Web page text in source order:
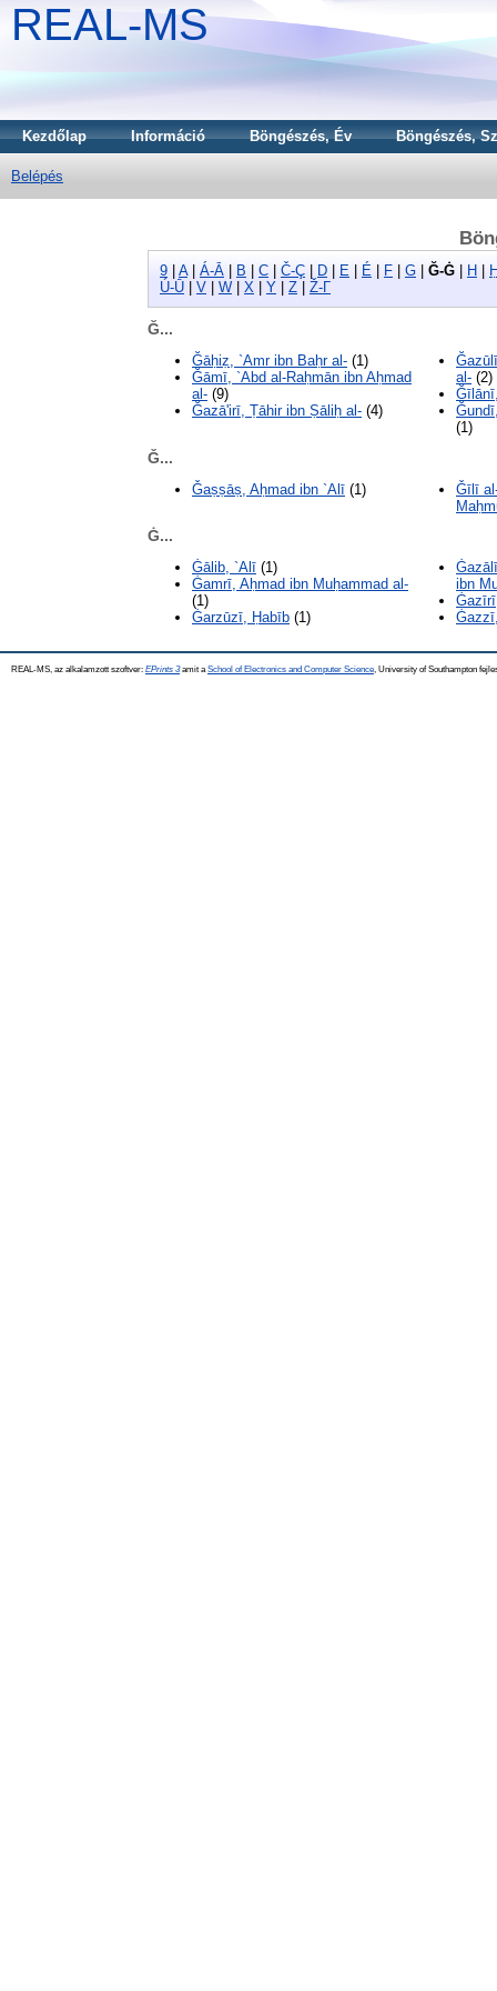
REAL-MS
Kezdőlap Információ Böngészés, Év Böngészés,
Belépés
9 A| Á-Ā B C Č-Ç D E É F G Ğ-Ġ H
Ú-Ū
V W X Y Z Ž-Γ
Ğ...
Ğāḥiẓ, `Amr ibn Baḥr al- (1)
Ğāmī, `Abd al-Raḥmān ibn Aḥmad
al- (9)
Ğazā'irī, Ṭāhir ibn Ṣāliḥ al- (4)
al- (2)
(1)
Ǧ...
Ǧaṣṣāṣ, Aḥmad ibn `Alī (1)
Ǧīlī
Ġ...
Ġālib, `Alī (1)
Ġamrī, Aḥmad ibn Muḥammad al-
(1)
Ġarzūzī, Ḥabīb (1)
ibn
REAL-MS, az alkalamzott szoftver: EPrints 3amit a School of Electronics and Computer Science , University of Southampton